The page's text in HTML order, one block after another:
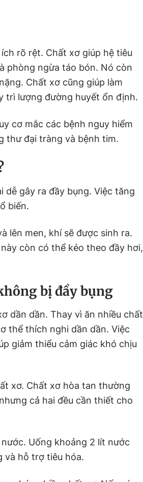
rõ rệt. Chất xơ giúp hệ tiêu
phòng ngừa táo bón. Nó còn
Chất xơ cũng giúp làm
trì lượng đường huyết ổn định.
cơ mắc các bệnh nguy hiểm
thư đại tràng và bệnh tim.
dễ gây ra đầy bụng. Việc tăng
biến.
lên men, khí sẽ được sinh ra.
còn có thể kéo theo đầy hơi,
bị đầy bụng
dần dần. Thay vì ăn nhiều chất
thể thích nghi dần dần. Việc
giảm thiểu cảm giác khó chịu
xơ. Chất xơ hòa tan thường
cả hai đều cần thiết cho
Uống khoảng 2 lít nước
và hỗ trợ tiêu hóa.